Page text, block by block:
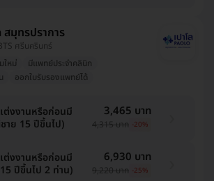
สมุทรปราการ
ศรีนครินทร์
ใหม่
มีแพทย์ประจำคลินิก
ออกใบรับรองแพทย์ได้
งงานหรือก่อนมี
าย 15 ปีขึ้นไป)
3,465 บาท
4,315 บาท -20%
งงานหรือก่อนมี
ปีขึ้นไป 2 ท่าน)
6,930 บาท
9,220 บาท -25%